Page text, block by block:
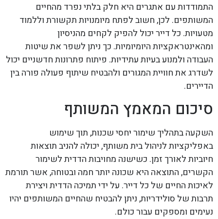
התמודדות עם אתגרים היא חלק בלתי נפרד מהחיים
המשותפים. לכן, חשוב לפתח מיומנויות תקשורת וללמוד
מטעויות. כל דייר יכול להפיק לקחים מהניסיון
ומהאינטראקציות היומיומיות. כך ניתן לשפר את שיטות
העבודה ולמנוע בעיות עתידיות. פיתוח פתרונות חדשניים יכול
לשדרג את חוויית המגורים ולהבטיח שיתוף פעולה פורה בין
הדיירים.
סיכום המאמץ המשותף
השקעה בתהליך שימור יחסי שכנות, תוך שימוש
באפליקציות לניהול בית משותף, יכולה להניב תוצאות
חיוביות לאורך זמן. כשישנה מחויבות הדדית לשימור
הקשרים, התוצאה היא שכונה יותר חמה ובטוחה, אשר תורמת
לאיכות החיים של כל דייר. על ידי תמיכה הדדית ויצירת
תרבות של סולידריות, ניתן להבטיח שהחיים המשותפים יהיו
נעימים ומספקים עבור כולם.